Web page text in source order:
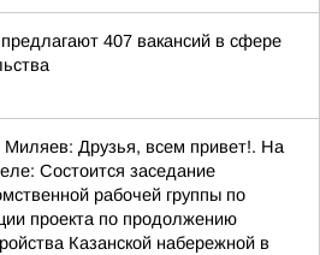
407 вакансий в сфере
Друзья, всем привет!. На
Состоится заседание
рабочей группы по
проекта по продолжению
Казанской набережной в